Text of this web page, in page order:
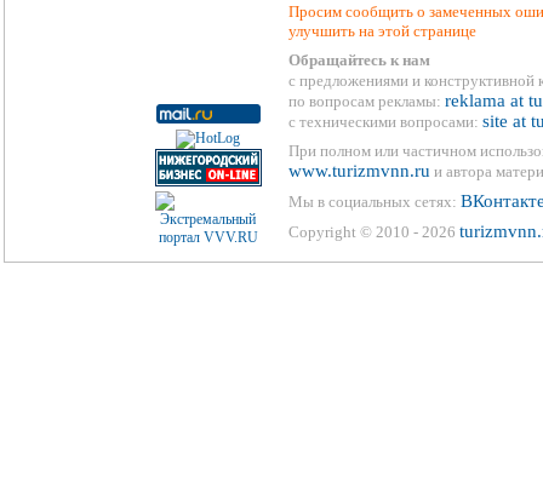
Просим сообщить о замеченных
улучшить на этой странице
Обращайтесь к нам
с предложениями и конструктивной
по вопросам рекламы: reklama at
с техническими вопросами: site at
При полном или частичном
www.turizmvnn.ru и автора
Мы в социальных сетях:
Copyright © 2010 - 2026